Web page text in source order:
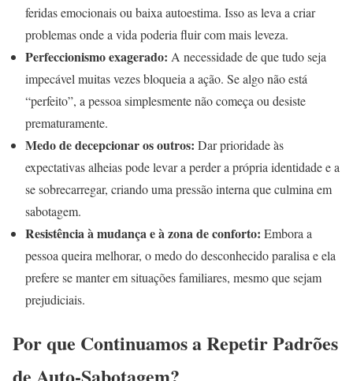
feridas emocionais ou baixa autoestima. Isso as leva a criar
problemas onde a vida poderia fluir com mais leveza.
Perfeccionismo exagerado: A necessidade de que tudo seja
impecável muitas vezes bloqueia a ação. Se algo não está
“perfeito”, a pessoa simplesmente não começa ou desiste
prematuramente.
Medo de decepcionar os outros: Dar prioridade às
expectativas alheias pode levar a perder a própria identidade e a
se sobrecarregar, criando uma pressão interna que culmina em
sabotagem.
Resistência à mudança e à zona de conforto: Embora a
pessoa queira melhorar, o medo do desconhecido paralisa e ela
prefere se manter em situações familiares, mesmo que sejam
prejudiciais.
Por que Continuamos a Repetir Padrões